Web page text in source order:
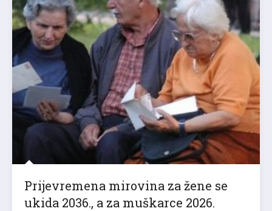
Prijevremena mirovina za žene se
ukida 2036., a za muškarce 2026.